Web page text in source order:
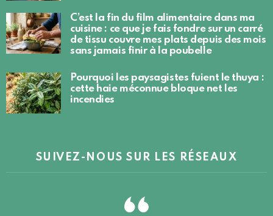
C’est la fin du film alimentaire dans ma
cuisine : ce que je fais fondre sur un carré
de tissu couvre mes plats depuis des mois
sans jamais finir à la poubelle
Pourquoi les paysagistes fuient le thuya :
cette haie méconnue bloque net les
incendies
SUIVEZ-NOUS SUR LES RÉSEAUX